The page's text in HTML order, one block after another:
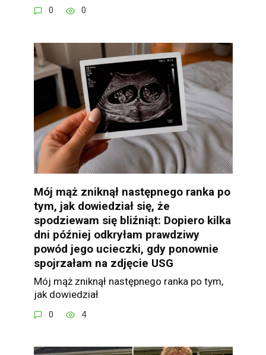
0 0
Mój mąż zniknął następnego ranka po
tym, jak dowiedział się, że
spodziewam się bliźniąt: Dopiero kilka
dni później odkryłam prawdziwy
powód jego ucieczki, gdy ponownie
spojrzałam na zdjęcie USG
Mój mąż zniknął następnego ranka po tym,
jak dowiedział
0 4